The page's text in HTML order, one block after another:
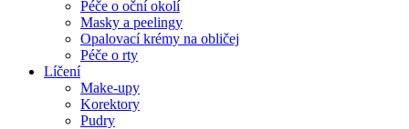
Péče o oční okolí
Masky a peelingy
Opalovací krémy na obličej
Péče o rty
Líčení
Make-upy
Korektory
Pudry